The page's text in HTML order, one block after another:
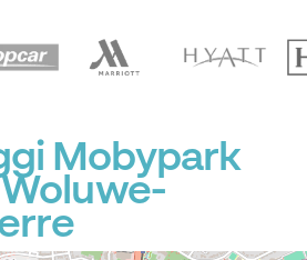
Mobypark